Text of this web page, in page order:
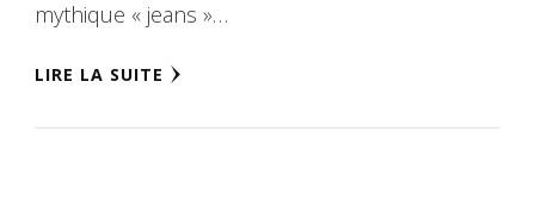
mythique « jeans »…
LIRE LA SUITE